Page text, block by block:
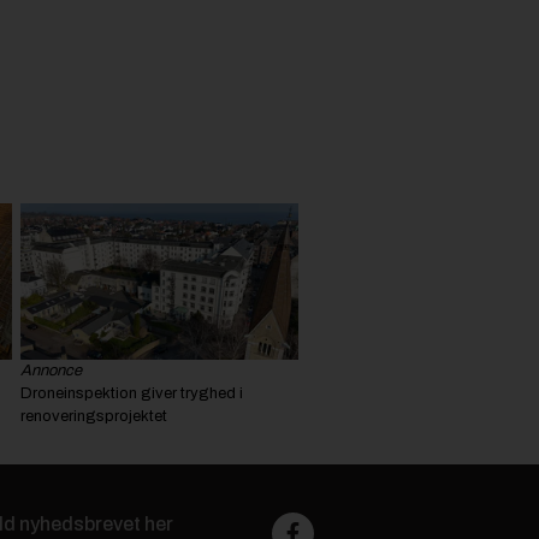
Annonce
Droneinspektion giver tryghed i
renoveringsprojektet
nyhedsbrevet her